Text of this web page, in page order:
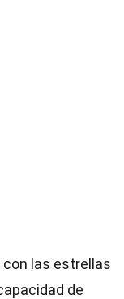
las estrellas
de